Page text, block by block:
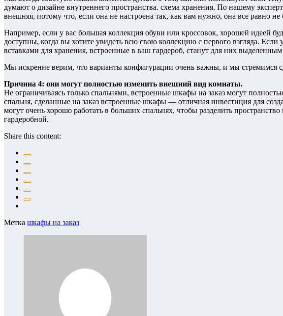
думают о дизайне внутреннего пространства. схема хранения. По нашему
внешняя, потому что, если она не настроена так, как вам нужно, она все равно
Например, если у вас большая коллекция обуви или кроссовок, хорошей идеей
доступны, когда вы хотите увидеть всю свою коллекцию с первого взгляда.
вставками для хранения, встроенные в ваш гардероб, станут для них
Мы искренне верим, что варианты конфигурации очень важны, и мы стремимся
Причина 4: они могут полностью изменить внешний вид комнаты.
Не ограничиваясь только спальнями, встроенные шкафы на заказ могут
спальня, сделанные на заказ встроенные шкафы — отличная инвестиция для
могут очень хорошо работать в больших спальнях, чтобы разделить
гардеробной.
Share this content:
Метка шкафы на заказ